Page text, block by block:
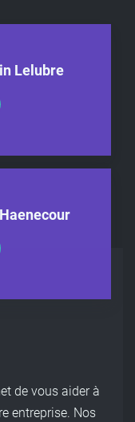
Lelubre
de vous aider à
entreprise. Nos